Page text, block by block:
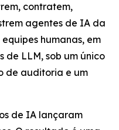
contratem,
agentes de IA da
humanas, em
de LLM, sob um único
de auditoria e um
de IA lançaram